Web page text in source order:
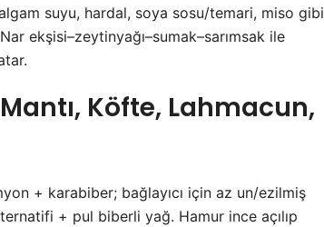
suyu, hardal, soya sosu/temari, miso gibi
ekşisi–zeytinyağı–sumak–sarımsak ile
Köfte, Lahmacun,
+ karabiber; bağlayıcı için az un/ezilmiş
+ pul biberli yağ. Hamur ince açılıp